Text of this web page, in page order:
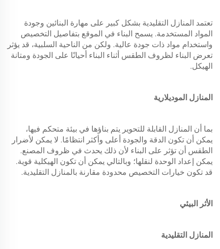
تعتمد المنازل التقليدية بشكل كبير على مهارة البنائين وجودة
المواد المستخدمة. يسمح البناء في الموقع بتفاصيل التخصيص
واستخدام مواد ذات جودة عالية. ولكن من الناحية السلبية، قد يؤثر
تعرض البناء لظروف الطقس أثناء البناء أحيانًا على الجودة ومتانة
الهيكل.
المنازل الموديلارية
بما أن المنازل القابلة للتحوير يتم بناؤها في بيئة متحكم فيها،
يمكن أن تكون الدقة والجودة أعلى وأكثر انتظامًا. لا يمكن لأضرار
الطقس أن تؤثر على البناء لأن ذلك يحدث في ظروف المصنع.
يمكن إعداد الوحدة لنقلها؛ وبالتالي يمكن أن تكون الهيكلية قوية.
قد تكون خيارات التخصيص محدودة مقارنة بالمنازل التقليدية.
الأثر البيئي
المنازل التقليدية